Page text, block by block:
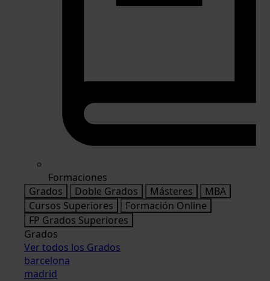
Formaciones
Grados
Doble Grados Másteres
MBA
Cursos Superiores
Formación Online
FP Grados Superiores
Grados
Ver todos los Grados
barcelona
madrid